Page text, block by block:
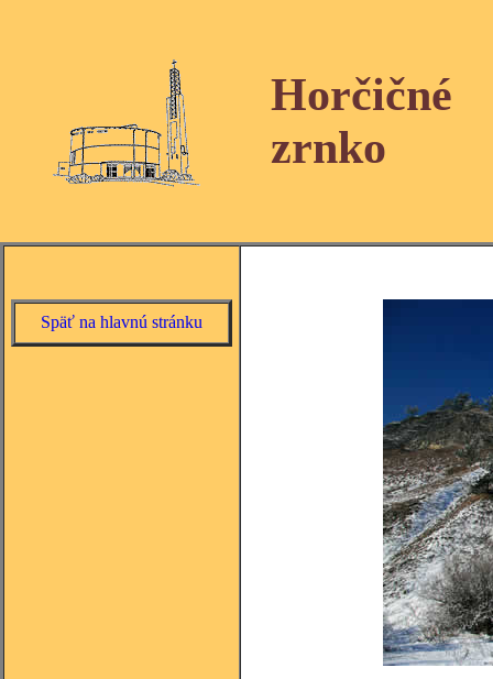
Horčičné
zrnko
Späť na hlavnú stránku